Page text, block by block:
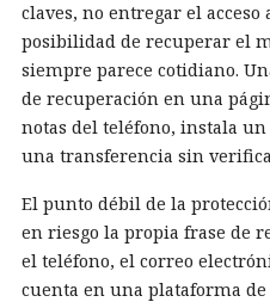
claves, no entregar el
posibilidad de recuperar el
siempre parece cotidiano.
de recuperación en una
notas del teléfono, instala
una transferencia sin
El punto débil de la
en riesgo la propia frase de
el teléfono, el correo
cuenta en una plataforma